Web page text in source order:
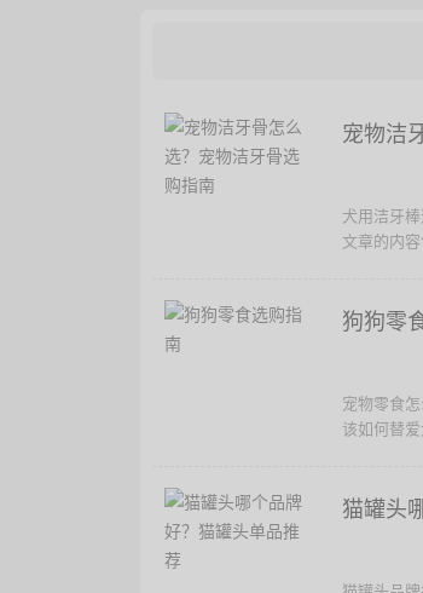
宠物洁
犬用洁牙
文章的内
狗狗零
宠物零食
该如何替
猫罐头